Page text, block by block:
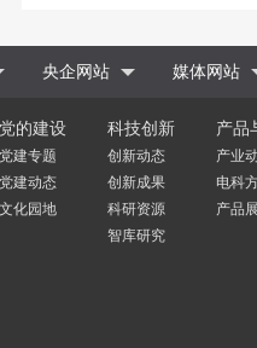
央企网站 媒体网站
党的建设
党建专题
党建动态
文化园地
科技创新
创新动态
创新成果
科研资源
智库研究
产品
产业
电科
产品